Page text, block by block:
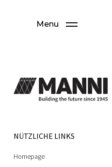
Menu
NÜTZLICHE LINKS
Homepage